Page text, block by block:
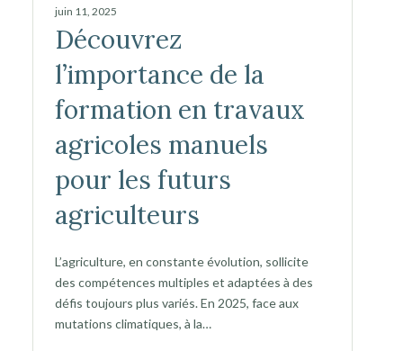
juin 11, 2025
Découvrez
l’importance de la
formation en travaux
agricoles manuels
pour les futurs
agriculteurs
L’agriculture, en constante évolution, sollicite
des compétences multiples et adaptées à des
défis toujours plus variés. En 2025, face aux
mutations climatiques, à la…